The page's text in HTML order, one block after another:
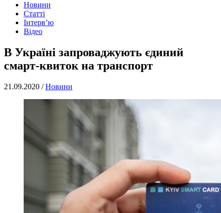
Новини
Статті
Інтерв’ю
Відео
В Україні запроваджують єдиний
смарт-квиток на транспорт
21.09.2020 /Новини